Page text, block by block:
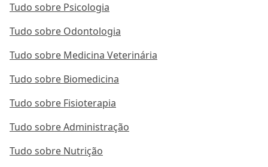
Tudo sobre Psicologia
Tudo sobre Odontologia
Tudo sobre Medicina Veterinária
Tudo sobre Biomedicina
Tudo sobre Fisioterapia
Tudo sobre Administração
Tudo sobre Nutrição